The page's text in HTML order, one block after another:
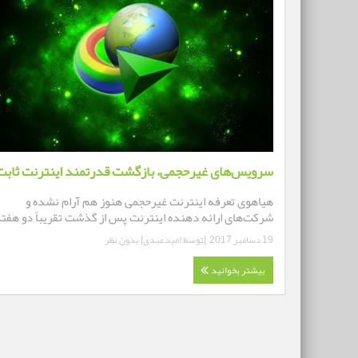
سرویس‌های غیرحجمی، بازگشت قدرتمند اینترنت
هیاهوی تعرفه اینترنت غیرحجمی هنوز هم آرام نشده و
شرکت‌های ارائه دهنده اینترنت پس از گذشت تقریباً دو
19 دسامبر 2017 |توسطامیدعبدی|بدون نظر
بیشتر بخوانید